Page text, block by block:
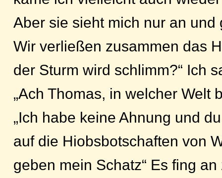
Aber sie sieht mich nur an und
Wir verließen zusammen das
der Sturm wird schlimm?“ Ich
„Ach Thomas, in welcher Welt
„Ich habe keine Ahnung und
auf die Hiobsbotschaften von
geben mein Schatz“ Es fing